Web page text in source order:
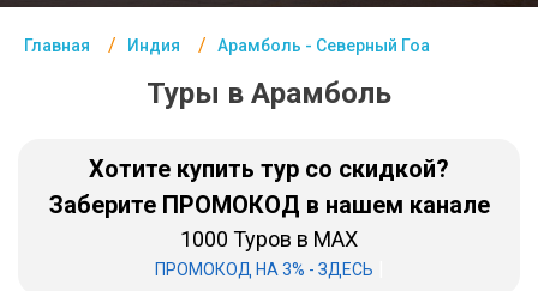
Главная Индия Арамболь - Северный Гоа
Туры в Арамболь
Хотите купить тур со скидкой?
Заберите ПРОМОКОД в нашем канале
1000 Туров в MAX
ПРОМОКОД НА 3% - ЗДЕСЬ
ОАЭ
Шри Ланка